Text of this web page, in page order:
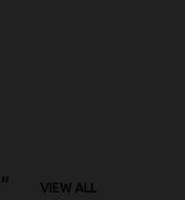
VIEW ALL